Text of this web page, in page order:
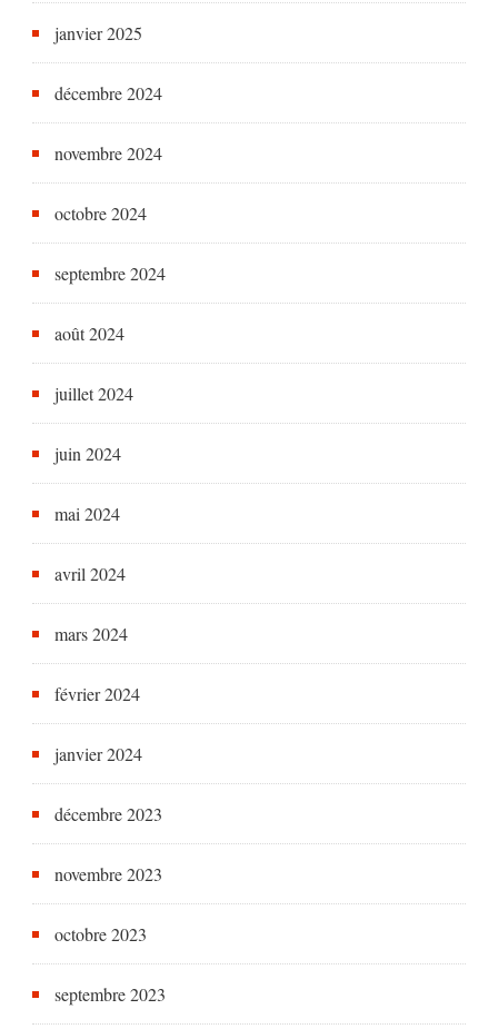
janvier 2025
décembre 2024
novembre 2024
octobre 2024
septembre 2024
août 2024
juillet 2024
juin 2024
mai 2024
avril 2024
mars 2024
février 2024
janvier 2024
décembre 2023
novembre 2023
octobre 2023
septembre 2023